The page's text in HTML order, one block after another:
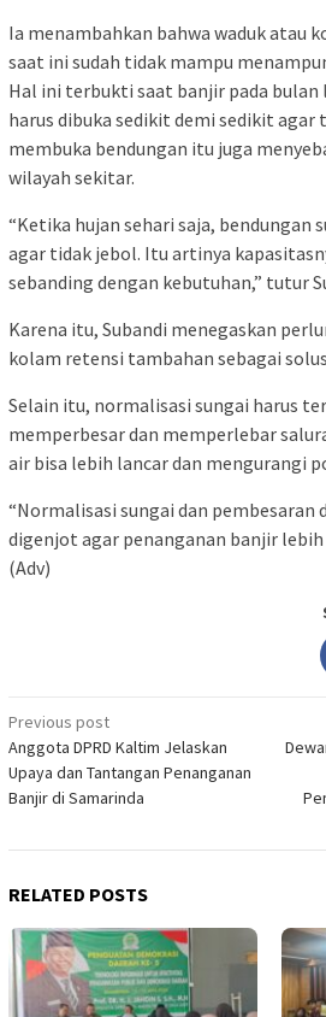
Ia menambahkan bahwa waduk atau
saat ini sudah tidak mampu
Hal ini terbukti saat banjir pada bulan
harus dibuka sedikit demi sedikit agar
membuka bendungan itu juga
wilayah sekitar.
“Ketika hujan sehari saja, bendungan
agar tidak jebol. Itu artinya
sebanding dengan kebutuhan,” tutur
Karena itu, Subandi menegaskan
kolam retensi tambahan sebagai
Selain itu, normalisasi sungai harus
memperbesar dan memperlebar
air bisa lebih lancar dan mengurangi
“Normalisasi sungai dan pembesaran
digenjot agar penanganan banjir
(Adv)
Post
navigation
Previous post
Anggota DPRD Kaltim Jelaskan
Upaya dan Tantangan Penanganan
Banjir di Samarinda
RELATED POSTS